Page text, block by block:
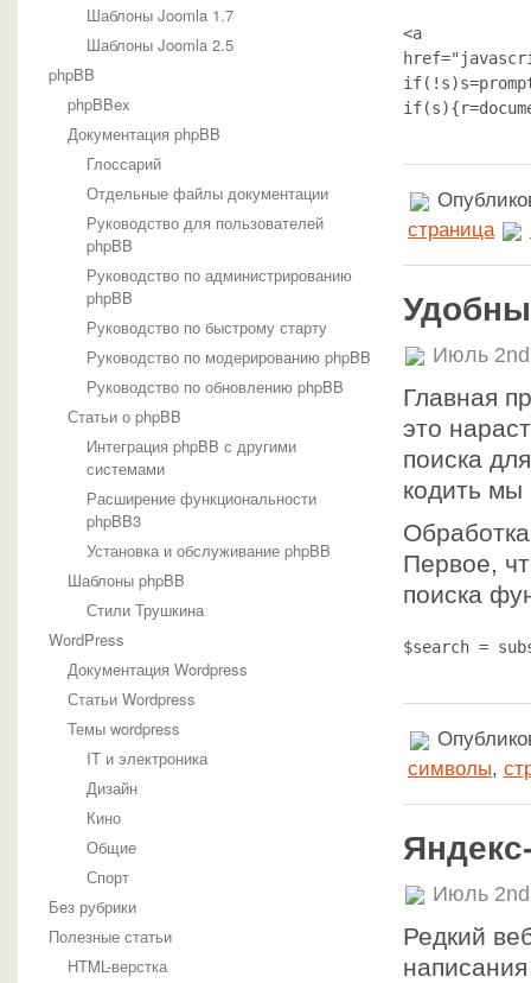
Шаблоны Joomla 1.7
Шаблоны Joomla 2.5
phpBB
phpBBex
Документация phpBB
Глоссарий
Отдельные файлы документации
Руководство для пользователей
phpBB
Руководство по администрированию
phpBB
Руководство по быстрому старту
Руководство по модерированию phpBB
Руководство по обновлению phpBB
Статьи о phpBB
Интеграция phpBB с другими
системами
Расширение функциональности
phpBB3
Установка и обслуживание phpBB
Шаблоны phpBB
Стили Трушкина
WordPress
Документация Wordpress
Статьи Wordpress
Темы wordpress
IT и электроника
Дизайн
Кино
Общие
Спорт
Без рубрики
Полезные статьи
HTML-верстка
<a
страница
Июль
Главная
это
поиска
кодить
Первое,
поиска
$search =
символы,
Июль
Редкий